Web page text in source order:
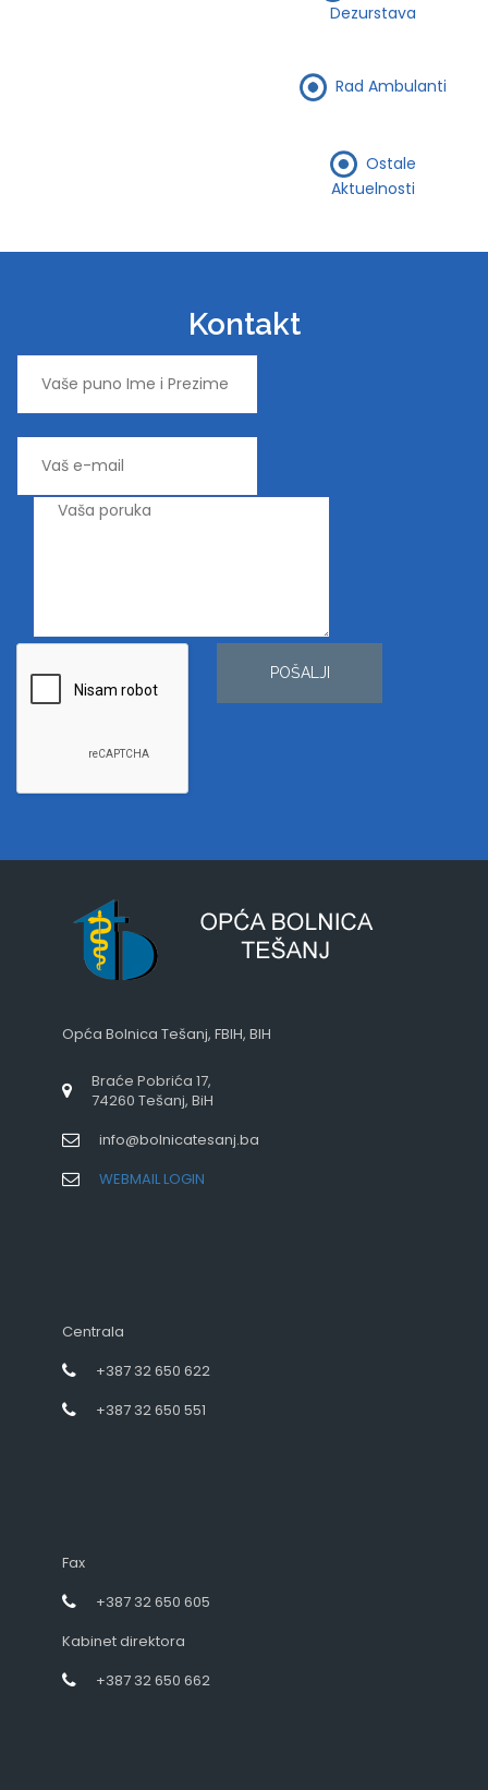
Dezurstava
Rad Ambulanti
Ostale
Aktuelnosti
Kontakt
POŠALJI
Opća Bolnica Tešanj, FBIH, BIH
Braće Pobrića 17,
74260 Tešanj, BiH
info@bolnicatesanj.ba
WEBMAIL LOGIN
Centrala
+387 32 650 622
+387 32 650 551
Fax
+387 32 650 605
Kabinet direktora
+387 32 650 662